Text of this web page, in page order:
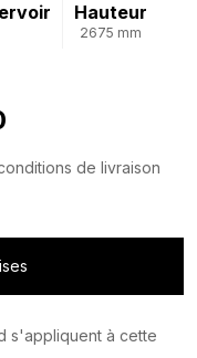
Hauteur
2675 mm
de livraison
s'appliquent à cette